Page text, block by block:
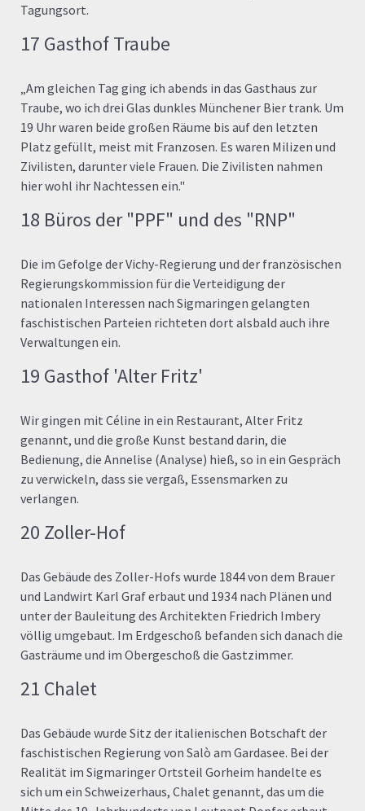
Tagungsort.
17 Gasthof Traube
„Am gleichen Tag ging ich abends in das Gasthaus zur
Traube, wo ich drei Glas dunkles Münchener Bier trank. Um
19 Uhr waren beide großen Räume bis auf den letzten
Platz gefüllt, meist mit Franzosen. Es waren Milizen und
Zivilisten, darunter viele Frauen. Die Zivilisten nahmen
hier wohl ihr Nachtessen ein."
18 Büros der "PPF" und des "RNP"
Die im Gefolge der Vichy-Regierung und der französischen
Regierungskommission für die Verteidigung der
nationalen Interessen nach Sigmaringen gelangten
faschistischen Parteien richteten dort alsbald auch ihre
Verwaltungen ein.
19 Gasthof 'Alter Fritz'
Wir gingen mit Céline in ein Restaurant, Alter Fritz
genannt, und die große Kunst bestand darin, die
Bedienung, die Annelise (Analyse) hieß, so in ein Gespräch
zu verwickeln, dass sie vergaß, Essensmarken zu
verlangen.
20 Zoller-Hof
Das Gebäude des Zoller-Hofs wurde 1844 von dem Brauer
und Landwirt Karl Graf erbaut und 1934 nach Plänen und
unter der Bauleitung des Architekten Friedrich Imbery
völlig umgebaut. Im Erdgeschoß befanden sich danach die
Gasträume und im Obergeschoß die Gastzimmer.
21 Chalet
Das Gebäude wurde Sitz der italienischen Botschaft der
faschistischen Regierung von Salò am Gardasee. Bei der
Realität im Sigmaringer Ortsteil Gorheim handelte es
sich um ein Schweizerhaus, Chalet genannt, das um die